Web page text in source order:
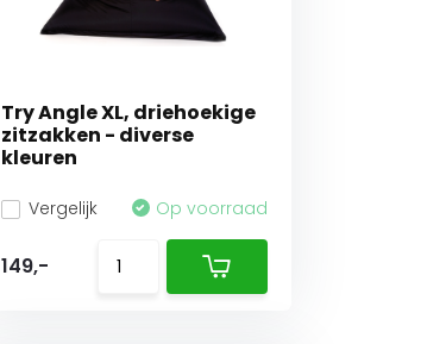
Try Angle XL, driehoekige
zitzakken - diverse
kleuren
Vergelijk Op voorraad
149,-